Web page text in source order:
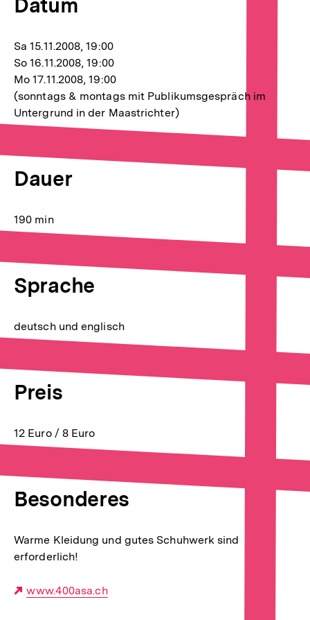
Datum
Sa 15.11.2008, 19:00
So 16.11.2008, 19:00
Mo 17.11.2008, 19:00
(sonntags & montags mit Publikumsgespräch im
Untergrund in der Maastrichter)
Dauer
190 min
Sprache
deutsch und englisch
Preis
12 Euro / 8 Euro
Besonderes
Warme Kleidung und gutes Schuhwerk sind
erforderlich!
Externer
www.400asa.ch